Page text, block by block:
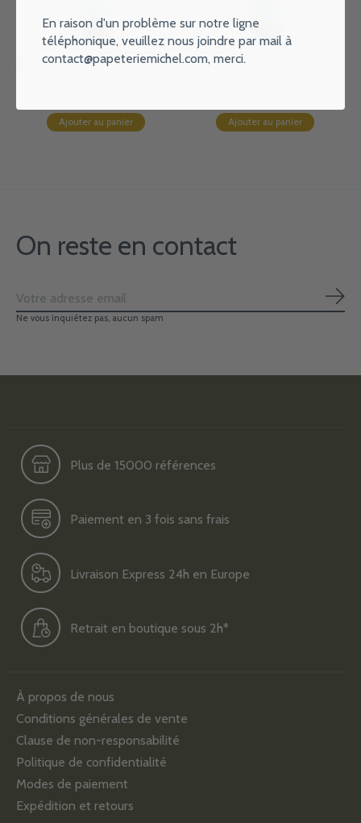
AMSTERDAM Peinture Acrylique
Ajouter au panier
AMSTERDAM Peinture Acrylique
Ajouter au panier
On reste en contact
Ne vous inquiétez pas, aucun spam
Plus de 15000 références
Paiement en 3 fois sans frais
Livraison Express 24h en Europe
Retrait en boutique sous 2h*
À propos de nous
Conditions générales de vente
Clause de non-responsabilité
Politique de confidentialité
Modes de paiement
Expédition et retours
En raison d'un problème sur notre ligne
téléphonique, veuillez nous joindre par mail à
contact@papeteriemichel.com, merci.